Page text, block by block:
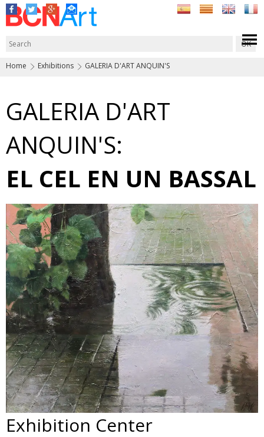
Home Exhibitions GALERIA D'ART ANQUIN'S
GALERIA D'ART
ANQUIN'S:
EL CEL EN UN BASSAL
Exhibition Center